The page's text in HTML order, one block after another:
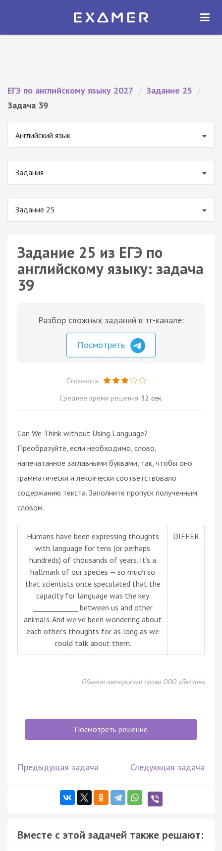
Экзамер — ЕГЭ 2027
ОТКРЫТЬ
ЕГЭ по английскому языку 2027 / Задание 25 /
Задача 39
Английский язык
Задания
Задание 25
Задание 25 из ЕГЭ по
английскому языку: задача
39
Разбор сложных заданий в тг-канале:
Посмотреть
Сложность:
Среднее время решения: 32 сек.
Can We Think without Using Language?
Преобразуйте, если необходимо, слово,
напечатанное заглавными буквами, так, чтобы оно
грамматически и лексически соответствовало
содержанию текста. Заполните пропуск полученным
словом.
Humans have been expressing thoughts
with language for tens (or perhaps
hundreds) of thousands of years. It’s a
hallmark of our species — so much so
that scientists once speculated that the
capacity for language was the key
_____________ between us and other
animals. And we’ve been wondering about
each other’s thoughts for as long as we
could talk about them.
DIFFER
Объект авторского права ООО «Легион»
Посмотреть решение
Предыдущая задача Следующая задача
Вместе с этой задачей также решают: